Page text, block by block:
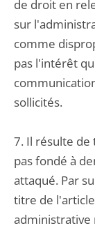
de droit en
sur
comme
pas l'intérêt
sollicités.
7. Il résulte de
pas fondé à
attaqué. Par
titre de
administrative